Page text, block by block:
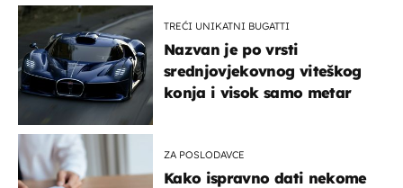
TREĆI UNIKATNI BUGATTI
Nazvan je po vrsti
srednjovjekovnog viteškog
konja i visok samo metar
ZA POSLODAVCE
Kako ispravno dati nekome